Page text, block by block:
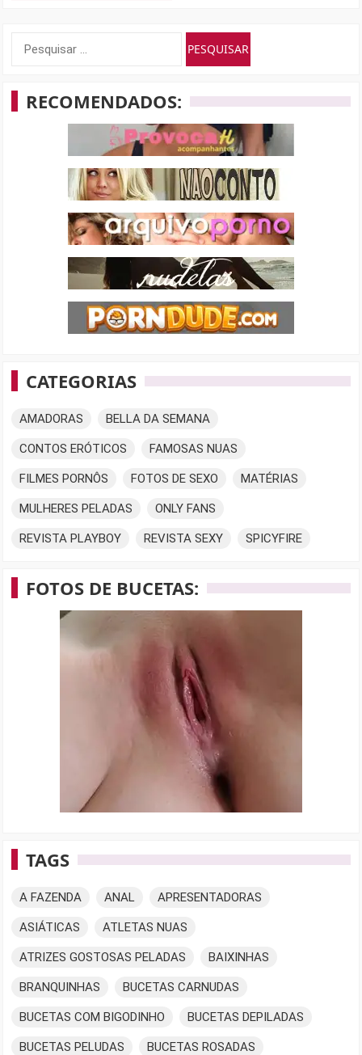
Pesquisar
RECOMENDADOS:
CATEGORIAS
AMADORAS BELLA DA SEMANA
CONTOS ERÓTICOS FAMOSAS NUAS
FILMES PORNÔS FOTOS DE SEXO MATÉRIAS
MULHERES PELADAS ONLY FANS
REVISTA PLAYBOY REVISTA SEXY SPICYFIRE
FOTOS DE BUCETAS:
TAGS
A FAZENDA ANAL APRESENTADORAS
ASIÁTICAS ATLETAS NUAS
ATRIZES GOSTOSAS PELADAS BAIXINHAS
BRANQUINHAS BUCETAS CARNUDAS
BUCETAS COM BIGODINHO BUCETAS DEPILADAS
BUCETAS PELUDAS BUCETAS ROSADAS